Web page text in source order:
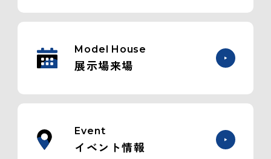
Model House
展示場来場
Event
イベント情報